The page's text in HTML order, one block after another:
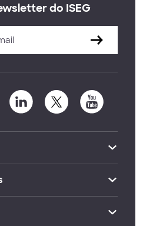
do ISEG